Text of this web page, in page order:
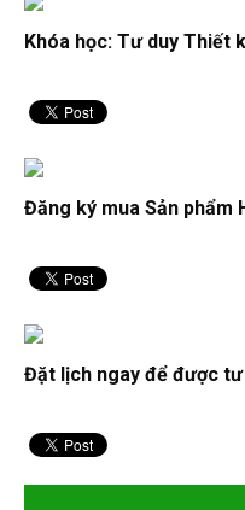
Khóa học: Tư duy Thiết
Đăng ký mua Sản phẩm
Đặt lịch ngay để được